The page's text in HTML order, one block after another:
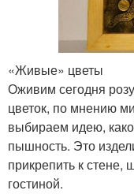
«Живые» цветы
Оживим сегодня
цветок, по мнению
выбираем идею,
пышность. Это
прикрепить к стене,
гостиной.